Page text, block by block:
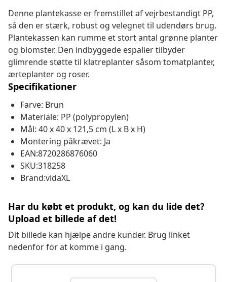
Denne plantekasse er fremstillet af vejrbestandigt PP,
så den er stærk, robust og velegnet til udendørs brug.
Plantekassen kan rumme et stort antal grønne planter
og blomster. Den indbyggede espalier tilbyder
glimrende støtte til klatreplanter såsom tomatplanter,
ærteplanter og roser.
Specifikationer
Farve: Brun
Materiale: PP (polypropylen)
Mål: 40 x 40 x 121,5 cm (L x B x H)
Montering påkrævet: Ja
EAN:8720286876060
SKU:318258
Brand:vidaXL
Har du købt et produkt, og kan du lide det?
Upload et billede af det!
Dit billede kan hjælpe andre kunder. Brug linket
nedenfor for at komme i gang.